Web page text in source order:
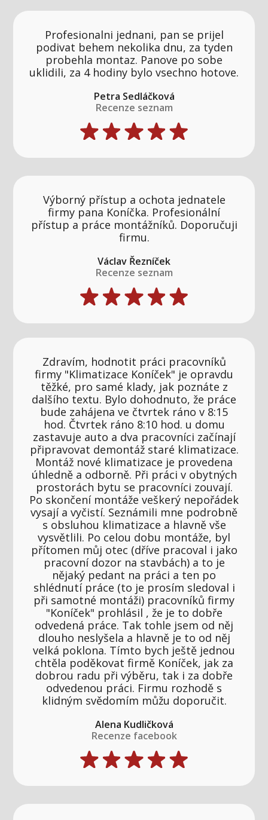
Profesionalni jednani, pan se prijel
podivat behem nekolika dnu, za tyden
probehla montaz. Panove po sobe
uklidili, za 4 hodiny bylo vsechno hotove.
Petra Sedláčková
Recenze seznam
Výborný přístup a ochota jednatele
firmy pana Koníčka. Profesionální
přístup a práce montážníků. Doporučuji
firmu.
Václav Řezníček
Recenze seznam
Zdravím, hodnotit práci pracovníků
firmy "Klimatizace Koníček" je opravdu
těžké, pro samé klady, jak poznáte z
dalšího textu. Bylo dohodnuto, že práce
bude zahájena ve čtvrtek ráno v 8:15
hod. Čtvrtek ráno 8:10 hod. u domu
zastavuje auto a dva pracovníci začínají
připravovat demontáž staré klimatizace.
Montáž nové klimatizace je provedena
úhledně a odborně. Při práci v obytných
prostorách bytu se pracovníci zouvají.
Po skončení montáže veškerý nepořádek
vysají a vyčistí. Seznámili mne podrobně
s obsluhou klimatizace a hlavně vše
vysvětlili. Po celou dobu montáže, byl
přítomen můj otec (dříve pracoval i jako
pracovní dozor na stavbách) a to je
nějaký pedant na práci a ten po
shlédnutí práce (to je prosím sledoval i
při samotné montáži) pracovníků firmy
"Koníček" prohlásil , že je to dobře
odvedená práce. Tak tohle jsem od něj
dlouho neslyšela a hlavně je to od něj
velká poklona. Tímto bych ještě jednou
chtěla poděkovat firmě Koníček, jak za
dobrou radu při výběru, tak i za dobře
odvedenou práci. Firmu rozhodě s
klidným svědomím můžu doporučit.
Alena Kudličková
Recenze facebook